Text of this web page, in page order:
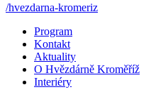
/hvezdarna-kromeriz
Program
Kontakt
Aktuality
O Hvězdárně Kroměříž
Interiéry